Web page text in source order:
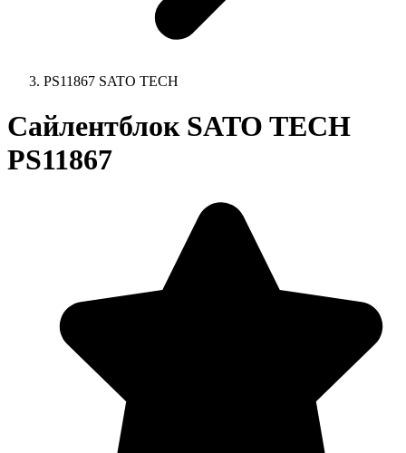
PS11867 SATO TECH
Сайлентблок SATO TECH
PS11867